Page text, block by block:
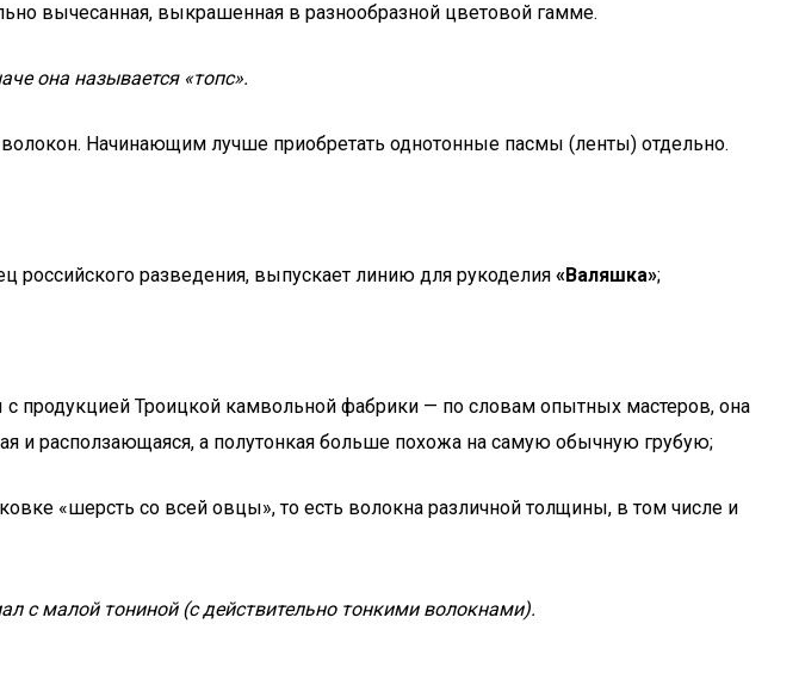
вычесанная, выкрашенная в разнообразной цветовой гамме.
она называется «топс».
Начинающим лучше приобретать однотонные пасмы (ленты) отдельно.
российского разведения, выпускает линию для рукоделия «Валяшка»;
с продукцией Троицкой камвольной фабрики — по словам опытных мастеров, она
и расползающаяся, а полутонкая больше похожа на самую обычную грубую;
«шерсть со всей овцы», то есть волокна различной толщины, в том числе и
с малой тониной (с действительно тонкими волокнами).